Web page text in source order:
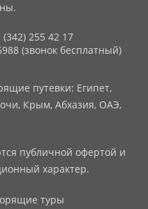
(342) 255 42 17
(звонок бесплатный)
путевки: Египет,
Крым, Абхазия, ОАЭ,
публичной офертой и
характер.
туры